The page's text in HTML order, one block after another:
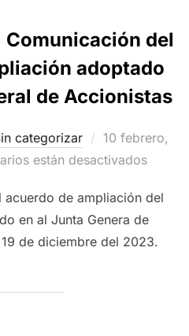
del
adoptado
de Accionistas
categorizar
Publicado
el
10 febrero,
están desactivados
de ampliación del
en al Junta Genera de
de diciembre del 2023.